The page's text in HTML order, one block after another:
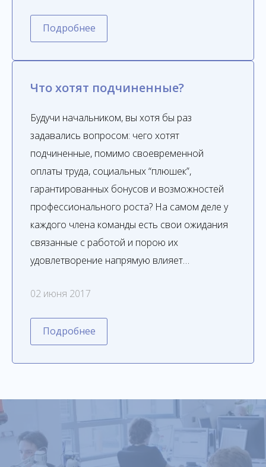
Подробнее
Что хотят подчиненные?
Будучи начальником, вы хотя бы раз
задавались вопросом: чего хотят
подчиненные, помимо своевременной
оплаты труда, социальных “плюшек”,
гарантированных бонусов и возможностей
профессионального роста? На самом деле у
каждого члена команды есть свои ожидания
связанные с работой и порою их
удовлетворение напрямую влияет…
02 июня 2017
Подробнее